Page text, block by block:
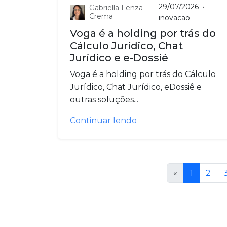
Gabriella Lenza
Crema
29/07/2026 •
inovacao
Voga é a holding por trás do
Cálculo Jurídico, Chat
Jurídico e e-Dossié
Voga é a holding por trás do Cálculo
Jurídico, Chat Jurídico, eDossiê e
outras soluções...
Continuar lendo
« 1 2